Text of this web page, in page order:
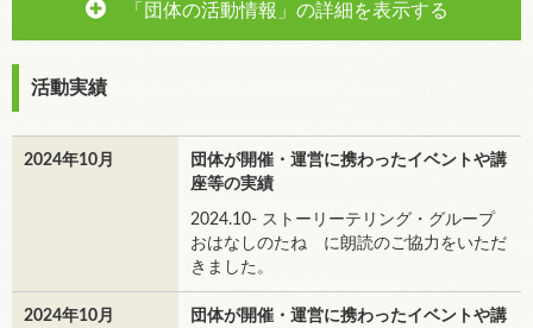
「団体の活動情報」の詳細を表示する
活動実績
2024年10月
団体が開催・運営に携わったイベントや講
座等の実績
2024.10- ストーリーテリング・グループ
おはなしのたね に朗読のご協力をいただ
きました。
2024年10月
団体が開催・運営に携わったイベントや講